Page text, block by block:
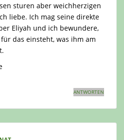
sturen aber weichherzigen
liebe. Ich mag seine direkte
Eliyah und ich bewundere,
das einsteht, was ihm am
ANTWORTEN